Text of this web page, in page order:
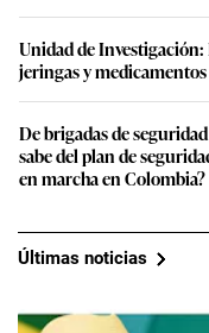
Unidad de
jeringas y
De brigadas de
sabe del plan de
en marcha en Colombia?
Últimas noticias